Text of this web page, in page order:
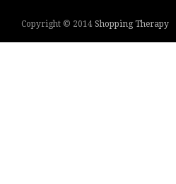
Copyright © 2014 Shopping Therapy